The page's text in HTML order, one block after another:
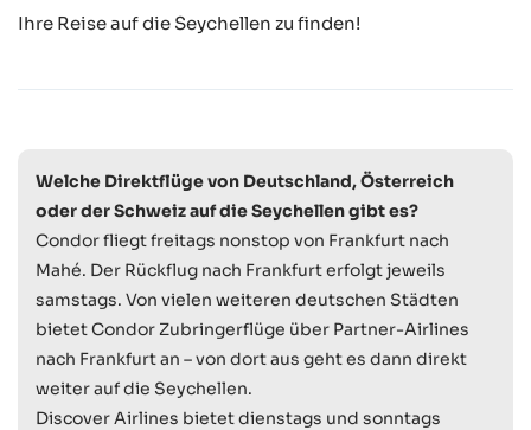
Ihre Reise auf die Seychellen zu finden!
Welche Direktflüge von Deutschland, Österreich
oder der Schweiz auf die Seychellen gibt es?
Condor fliegt freitags nonstop von Frankfurt nach
Mahé. Der Rückflug nach Frankfurt erfolgt jeweils
samstags. Von vielen weiteren deutschen Städten
bietet Condor Zubringerflüge über Partner-Airlines
nach Frankfurt an – von dort aus geht es dann direkt
weiter auf die Seychellen.
Discover Airlines bietet dienstags und sonntags